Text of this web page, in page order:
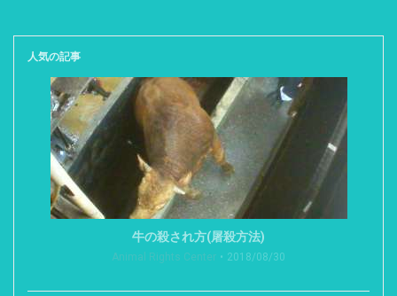
人気の記事
牛の殺され方(屠殺方法)
Animal Rights Center 2018/08/30